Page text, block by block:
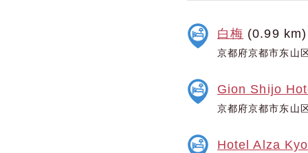
白梅 (0.99 km)
京都府京都市东山
Gion Shijo
京都府京都市东山
Hotel Alza